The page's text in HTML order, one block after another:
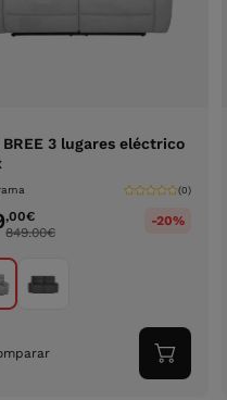
3 lugares eléctrico
(0)
,00€
849.00€
-20%
ao